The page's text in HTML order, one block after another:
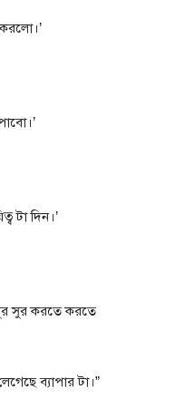
টা দিন।’
সুর করতে করতে
ব্যাপার টা।”